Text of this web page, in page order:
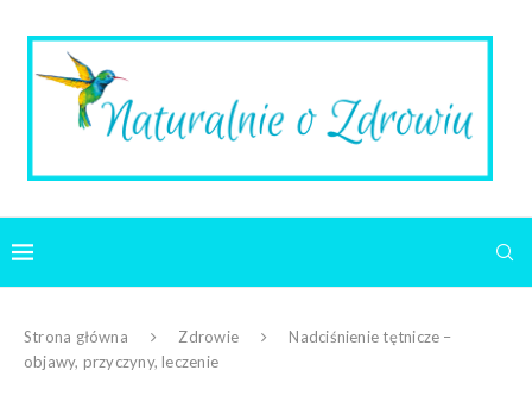
Strona główna Zdrowie
Nadciśnienie tętnicze –
objawy, przyczyny, leczenie